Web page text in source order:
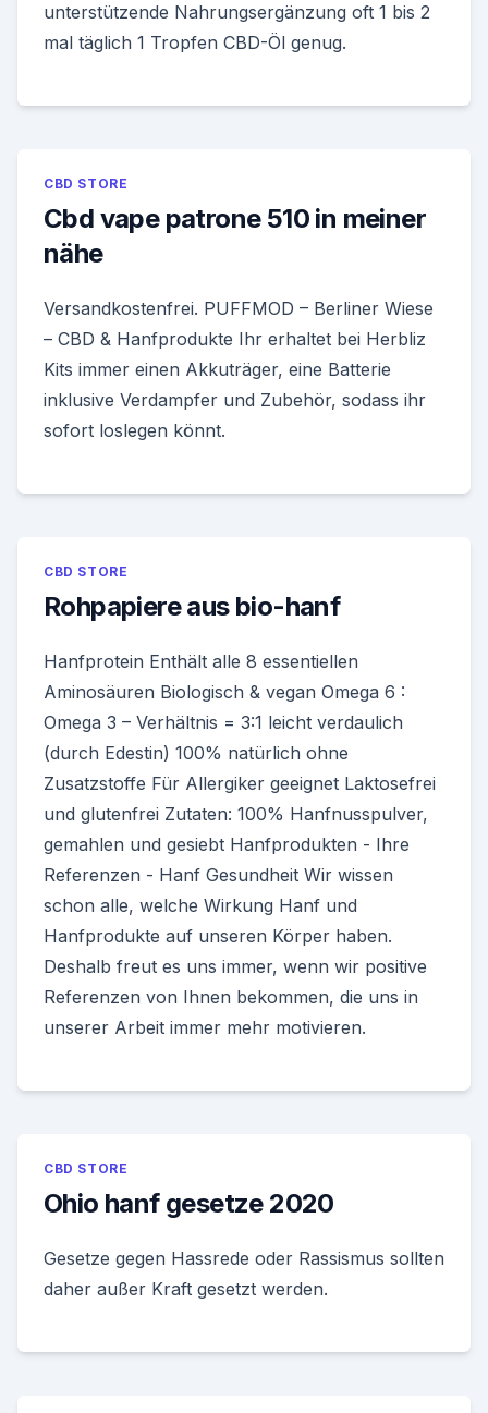
unterstützende Nahrungsergänzung oft 1 bis 2
mal täglich 1 Tropfen CBD-Öl genug.
CBD STORE
Cbd vape patrone 510 in meiner
nähe
Versandkostenfrei. PUFFMOD – Berliner Wiese
– CBD & Hanfprodukte Ihr erhaltet bei Herbliz
Kits immer einen Akkuträger, eine Batterie
inklusive Verdampfer und Zubehör, sodass ihr
sofort loslegen könnt.
CBD STORE
Rohpapiere aus bio-hanf
Hanfprotein Enthält alle 8 essentiellen
Aminosäuren Biologisch & vegan Omega 6 :
Omega 3 – Verhältnis = 3:1 leicht verdaulich
(durch Edestin) 100% natürlich ohne
Zusatzstoffe Für Allergiker geeignet Laktosefrei
und glutenfrei Zutaten: 100% Hanfnusspulver,
gemahlen und gesiebt Hanfprodukten - Ihre
Referenzen - Hanf Gesundheit Wir wissen
schon alle, welche Wirkung Hanf und
Hanfprodukte auf unseren Körper haben.
Deshalb freut es uns immer, wenn wir positive
Referenzen von Ihnen bekommen, die uns in
unserer Arbeit immer mehr motivieren.
CBD STORE
Ohio hanf gesetze 2020
Gesetze gegen Hassrede oder Rassismus sollten
daher außer Kraft gesetzt werden.